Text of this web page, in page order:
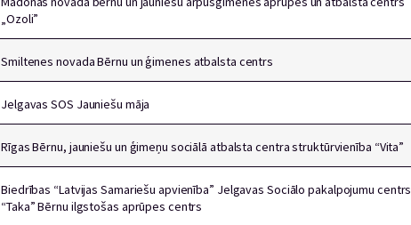
„Ozoli”
Smiltenes novada Bērnu un ģimenes atbalsta centrs
Jelgavas SOS Jauniešu māja
Rīgas Bērnu, jauniešu un ģimeņu sociālā atbalsta centra struktūrvienība “Vita”
Biedrības “Latvijas Samariešu apvienība” Jelgavas Sociālo pakalpojumu centrs
“Taka” Bērnu ilgstošas aprūpes centrs